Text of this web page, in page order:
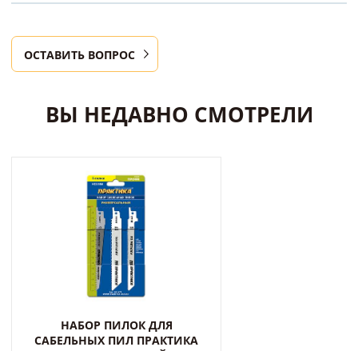
ОСТАВИТЬ ВОПРОС
ВЫ НЕДАВНО СМОТРЕЛИ
НАБОР ПИЛОК ДЛЯ
САБЕЛЬНЫХ ПИЛ ПРАКТИКА